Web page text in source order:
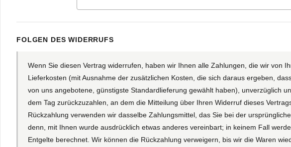
FOLGEN DES WIDERRUFS
Wenn Sie diesen Vertrag widerrufen, haben wir Ihnen alle Zahlungen, die wir von
Lieferkosten (mit Ausnahme der zusätzlichen Kosten, die sich daraus ergeben,
von uns angebotene, günstigste Standardlieferung gewählt haben), unverzüglich
dem Tag zurückzuzahlen, an dem die Mitteilung über Ihren Widerruf dieses
Rückzahlung verwenden wir dasselbe Zahlungsmittel, das Sie bei der
denn, mit Ihnen wurde ausdrücklich etwas anderes vereinbart; in keinem Fall
Entgelte berechnet. Wir können die Rückzahlung verweigern, bis wir die Waren